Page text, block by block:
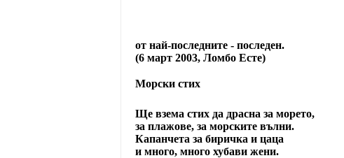
от най-последните - последен.
(6 март 2003, Ломбо Есте)
Морски стих
Ще взема стих да драсна за морето,
за плажове, за морските вълни.
Капанчета за биричка и цаца
и много, много хубави жени.